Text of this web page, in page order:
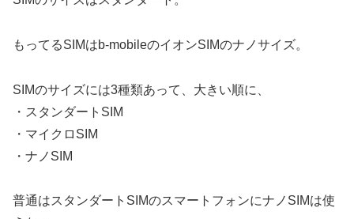
もってるSIMはb-mobileのイオンSIMのナノサイズ。
SIMのサイズには3種類あって、大きい順に、
・スタンダートSIM
・マイクロSIM
・ナノSIM
普通はスタンダートSIMのスマートフォンにナノSIMは使